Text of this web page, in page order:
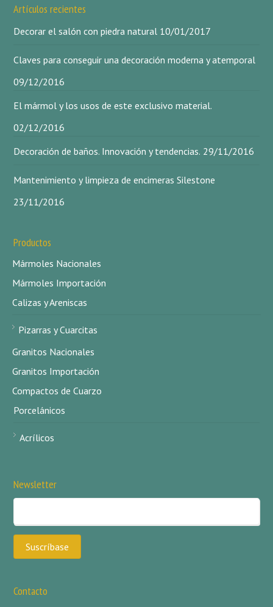
Artículos recientes
Decorar el salón con piedra natural 10/01/2017
Claves para conseguir una decoración moderna y atemporal
09/12/2016
El mármol y los usos de este exclusivo material.
02/12/2016
Decoración de baños. Innovación y tendencias. 29/11/2016
Mantenimiento y limpieza de encimeras Silestone
23/11/2016
Productos
Mármoles Nacionales
Mármoles Importación
Calizas y Areniscas
Pizarras y Cuarcitas
Granitos Nacionales
Granitos Importación
Compactos de Cuarzo
Porcelánicos
Acrílicos
Newsletter
Contacto